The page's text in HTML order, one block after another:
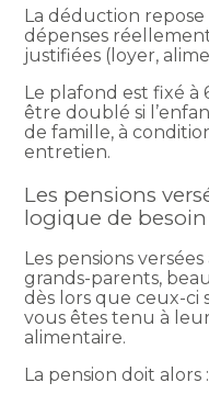
La déduction
dépenses
justifiées (loyer,
Le plafond est fixé à
être doublé si
de famille, à
entretien.
Les pensions
logique de besoin
Les pensions
grands-parents,
dès lors que ceux-ci
vous êtes tenu à
alimentaire.
La pension doit alors :